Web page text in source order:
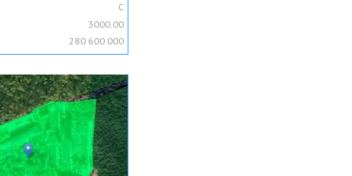
C
3000.00
280 600 000